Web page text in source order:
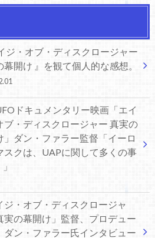
ジ・オブ・ディスクロージャー
幕開け 』を観て個人的な感想。
ドキュメンタリー映画「エイ
ブ・ディスクロージャー 真実の
」ダン・ファラー監督「イーロ
スクは、UAPに関して多くの事
ジ・オブ・ディスクロージャ
実の幕開け」監督、プロデュー
ン・ファラー氏インタビュー